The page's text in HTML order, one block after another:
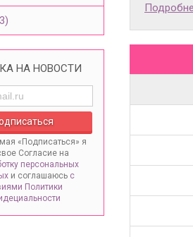
НА НОВОСТИ
«Подписаться» я
Согласие на
персональных
и соглашаюсь с
Политики